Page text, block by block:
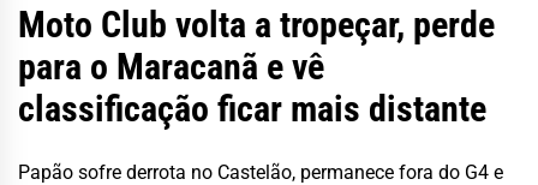
Moto Club volta a tropeçar, perde
para o Maracanã e vê
classificação ficar mais distante
Papão sofre derrota no Castelão, permanece fora do G4 e